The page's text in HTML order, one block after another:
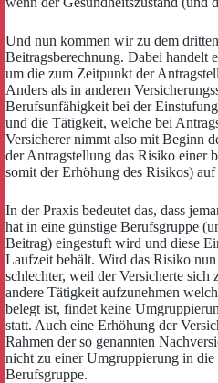
Und nun kommen wir zu dem
Beitragsberechnung. Dabei handelt
um die zum Zeitpunkt der
Anders als in anderen
Berufsunfähigkeit bei der
und die Tätigkeit, welche bei
Versicherer nimmt also mit Beginn
der Antragstellung das Risiko einer
somit der Erhöhung des Risikos) auf
In der Praxis bedeutet das, dass
hat in eine günstige Berufsgruppe
Beitrag) eingestuft wird und diese
Laufzeit behält. Wird das Risiko
schlechter, weil der Versicherte sich
andere Tätigkeit aufzunehmen
belegt ist, findet keine
statt. Auch eine Erhöhung der
Rahmen der so genannten
nicht zu einer Umgruppierung in die
Berufsgruppe.